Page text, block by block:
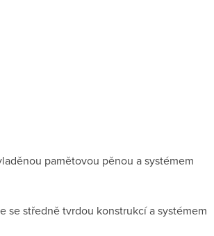
pamětovou pěnou a systémem
se středně tvrdou konstrukcí a systémem